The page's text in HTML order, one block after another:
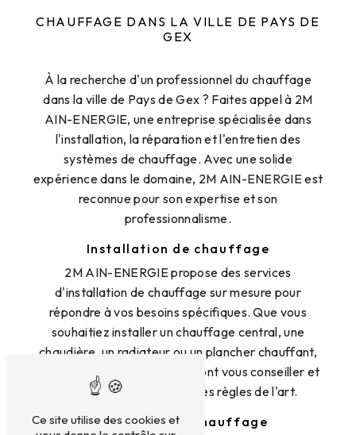
CHAUFFAGE DANS LA VILLE DE PAYS DE
GEX
À la recherche d'un professionnel du chauffage
dans la ville de Pays de Gex ? Faites appel à 2M
AIN-ENERGIE, une entreprise spécialisée dans
l'installation, la réparation et l'entretien des
systèmes de chauffage. Avec une solide
expérience dans le domaine, 2M AIN-ENERGIE est
reconnue pour son expertise et son
professionnalisme.
Installation de chauffage
2M AIN-ENERGIE propose des services
d'installation de chauffage sur mesure pour
répondre à vos besoins spécifiques. Que vous
souhaitiez installer un chauffage central, une
chaudière, un radiateur ou un plancher chauffant,
nos techniciens qualifiés sauront vous conseiller et
réaliser les travaux dans les règles de l'art.
Réparation de chauffage
Ce site utilise des cookies et